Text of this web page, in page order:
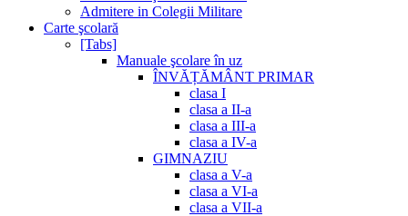
Admitere in Colegii Militare
Carte şcolară
[Tabs]
Manuale şcolare în uz
ÎNVĂȚĂMÂNT PRIMAR
clasa I
clasa a II-a
clasa a III-a
clasa a IV-a
GIMNAZIU
clasa a V-a
clasa a VI-a
clasa a VII-a